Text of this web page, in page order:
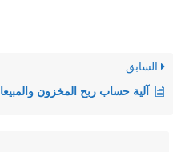
السابق
آلية حساب ربح المخزون